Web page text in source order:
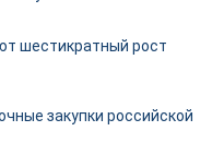
шестикратный рост
закупки российской